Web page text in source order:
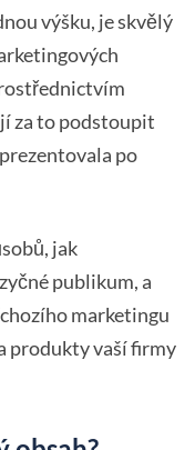
výšku, je skvělý
za to podstoupit
po
jak
publikum, a
marketingu
produkty vaší firmy